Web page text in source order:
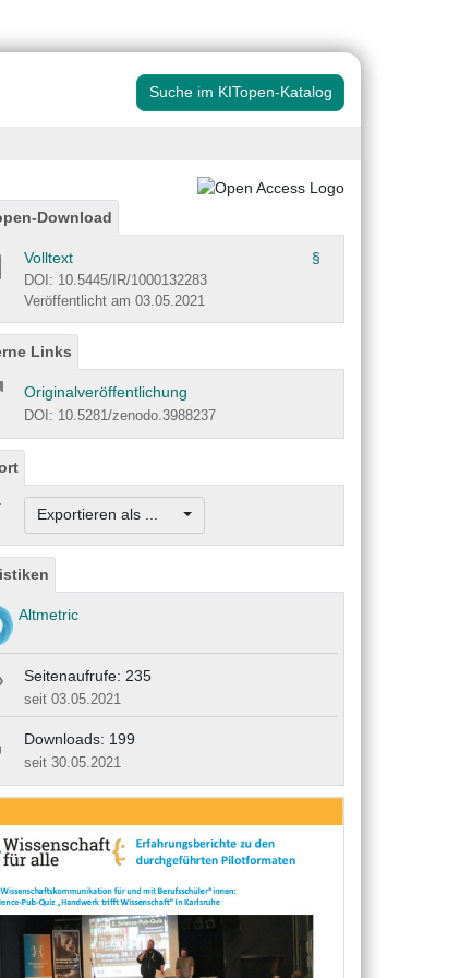
Suche im KITopen-Katalog
Download
Volltext §
DOI: 10.5445/IR/1000132283
Veröffentlicht am 03.05.2021
Links
Originalveröffentlichung
DOI: 10.5281/zenodo.3988237
Exportieren als ...
Altmetric
Seitenaufrufe: 235
seit 03.05.2021
Downloads: 199
seit 30.05.2021